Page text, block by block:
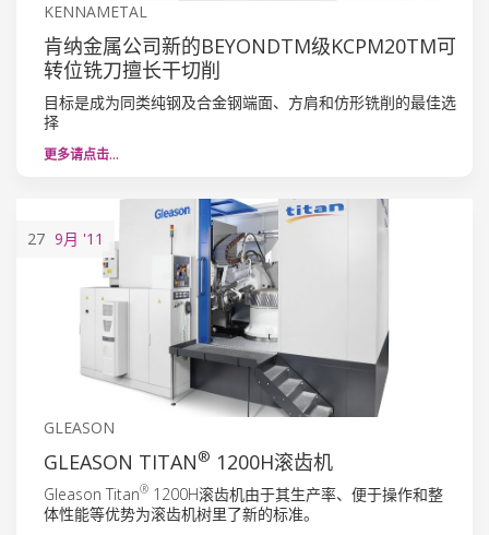
KENNAMETAL
肯纳金属公司新的BEYONDTM级KCPM20TM可
转位铣刀擅长干切削
目标是成为同类纯钢及合金钢端面、方肩和仿形铣削的最佳选
择
更多请点击…
27 9月 '11
GLEASON
GLEASON TITAN® 1200H滚齿机
Gleason Titan® 1200H滚齿机由于其生产率、便于操作和整
体性能等优势为滚齿机树里了新的标准。